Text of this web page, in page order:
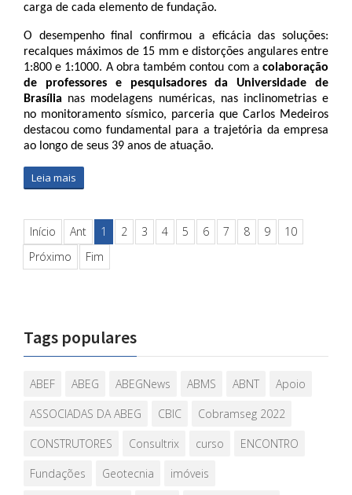
carga de cada elemento de fundação.
O desempenho final confirmou a eficácia das soluções:
recalques máximos de 15 mm e distorções angulares entre
1:800 e 1:1000. A obra também contou com a colaboração
de professores e pesquisadores da Universidade de
Brasília nas modelagens numéricas, nas inclinometrias e
no monitoramento sísmico, parceria que Carlos Medeiros
destacou como fundamental para a trajetória da empresa
ao longo de seus 39 anos de atuação.
Leia mais
Início Ant 1 2 3 4 5 6 7 8 9
10
Próximo
Fim
Tags populares
ABEF ABEG ABEGNews ABMS ABNT
Apoio
ASSOCIADAS DA ABEG
CBIC
Cobramseg 2022
CONSTRUTORES
Consultrix curso
ENCONTRO
Fundações
Geotecnia
imóveis